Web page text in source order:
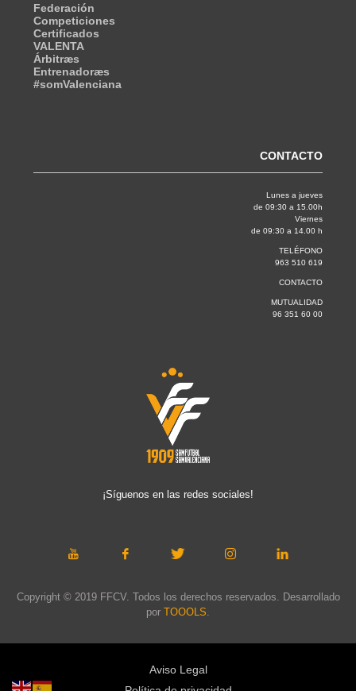
Federación
Competiciones
Certificados
VALENTA
Árbitræs
Entrenadoræs
#somValenciana
CONTACTO
Lunes a jueves
de 09:30 a 15.00h
Viernes
de 09:30 a 14.00 h
TELÉFONO
963 510 619
CONTACTO
MUTUALIDAD
96 351 60 00
¡Síguenos en las redes sociales!
Copyright © 2019 FFCV. Todos los derechos reservados. Desarrollado
por TOOOLS
Aviso Legal